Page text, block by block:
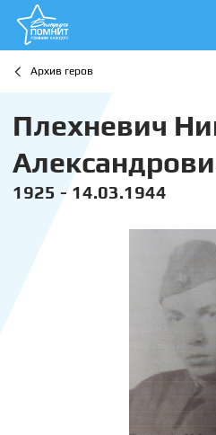
Архив геров
Плехневич
1925 - 14.03.1944